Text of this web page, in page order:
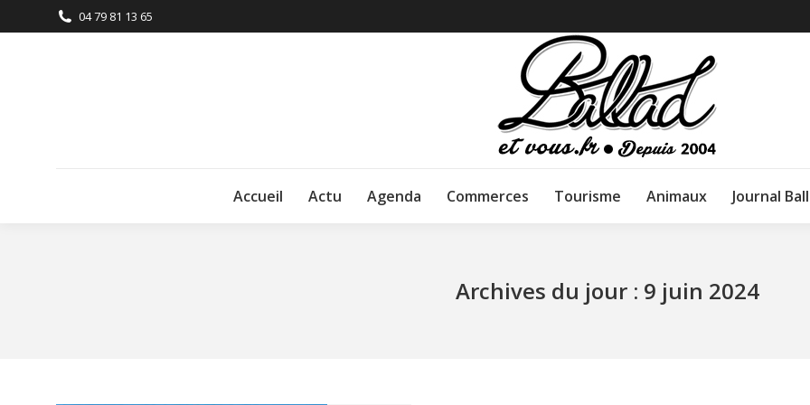
04 79 81 13 65
Accueil Actu Agenda Commerces Tourisme Animaux Journal
Archives du jour : 9 juin 2024